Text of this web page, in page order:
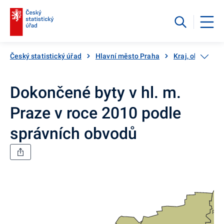
Český statistický úřad Hlavní město Praha Kraj, okresy ...
Dokončené byty v hl. m.
Praze v roce 2010 podle
správních obvodů